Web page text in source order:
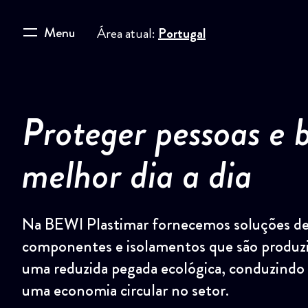
Menu Área atual: Portugal
Proteger pessoas e
melhor dia a dia
Na BEWI Plastimar fornecemos soluções
componentes e isolamentos que são
uma reduzida pegada ecológica,
uma economia circular no setor.